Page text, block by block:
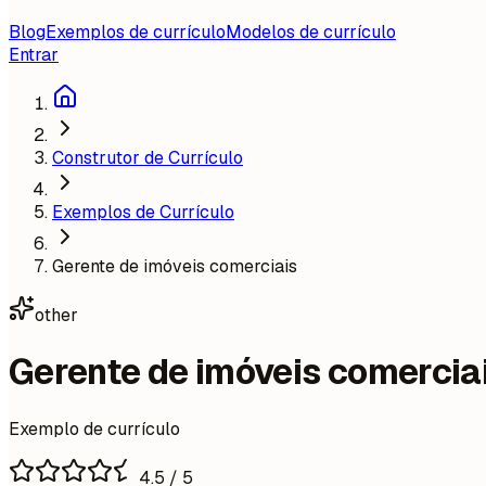
BlogExemplos de currículoModelos de currículo
Entrar
Construtor de Currículo
Exemplos de Currículo
Gerente de imóveis comerciais
other
Gerente de imóveis
Exemplo de currículo
4.5 / 5